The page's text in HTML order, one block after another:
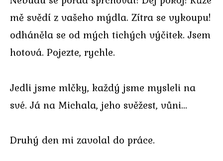
mě svědí z vašeho mýdla. Zítra se vykoupu!
odháněla se od mých tichých výčitek. Jsem
hotová. Pojezte, rychle.
Jedli jsme mlčky, každý jsme mysleli na
své. Já na Michala, jeho svěžest, vůni…
Druhý den mi zavolal do práce.